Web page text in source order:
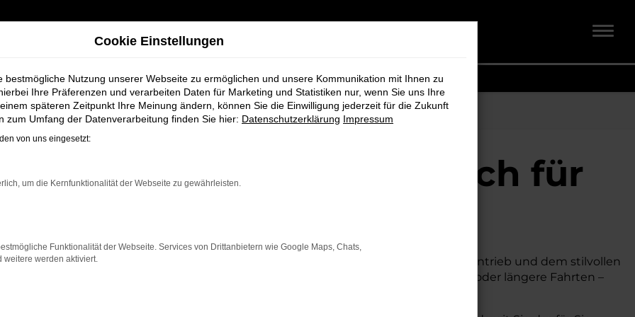
bei Schmidt + Koch für Rotenburg
bei Schmidt + Koch für
einenNeuwagen
suchen. Mit seiner modernen Technik, seinem effizienten Antrieb und dem stilvollen
zuverlässiges und komfortables Fahrzeug möchte. Egal, ob für den Stadtverkehr oder längere Fahrten –
Features und eine herausragende Wirtschaftlichkeit.
Cookie Einstellungen
bestmögliche Nutzung unserer Webseite zu ermöglichen und unsere Kommunikation mit Ihnen zu
Ihre Präferenzen und verarbeiten Daten für Marketing und Statistiken nur, wenn Sie uns Ihre
späteren Zeitpunkt Ihre Meinung ändern, können Sie die Einwilligung jederzeit für die Zukunft
zum Umfang der Datenverarbeitung finden Sie hier: Datenschutzerklärung Impressum
von uns eingesetzt:
um die Kernfunktionalität der Webseite zu gewährleisten.
Funktionalität der Webseite. Services von Drittanbietern wie Google Maps, Chats,
weitere werden aktiviert.